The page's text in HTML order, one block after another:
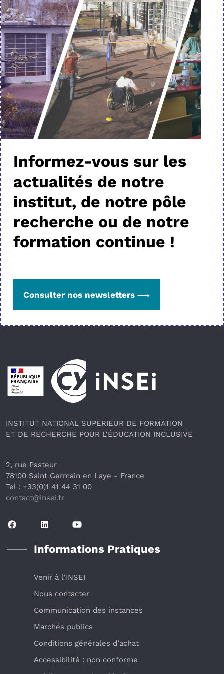
Informez-vous sur les
actualités de notre
institut, de notre pôle
recherche ou de notre
formation continue !
Consulter nos newsletters
Pied de page
INSTITUT NATIONAL SUPÉRIEUR DE FORMATION
ET DE RECHERCHE POUR L'ÉDUCATION INCLUSIVE
2, rue Pasteur
78100 Saint Germain en Laye - France
Tel : +33(0)1 41 44 31 00
contact@insei.fr
Informations Pratiques
Venir à l'INSEI
Nous contacter
Communication des instances
Marchés publics
Conditions générales d’achat
Accessibilité : non conforme